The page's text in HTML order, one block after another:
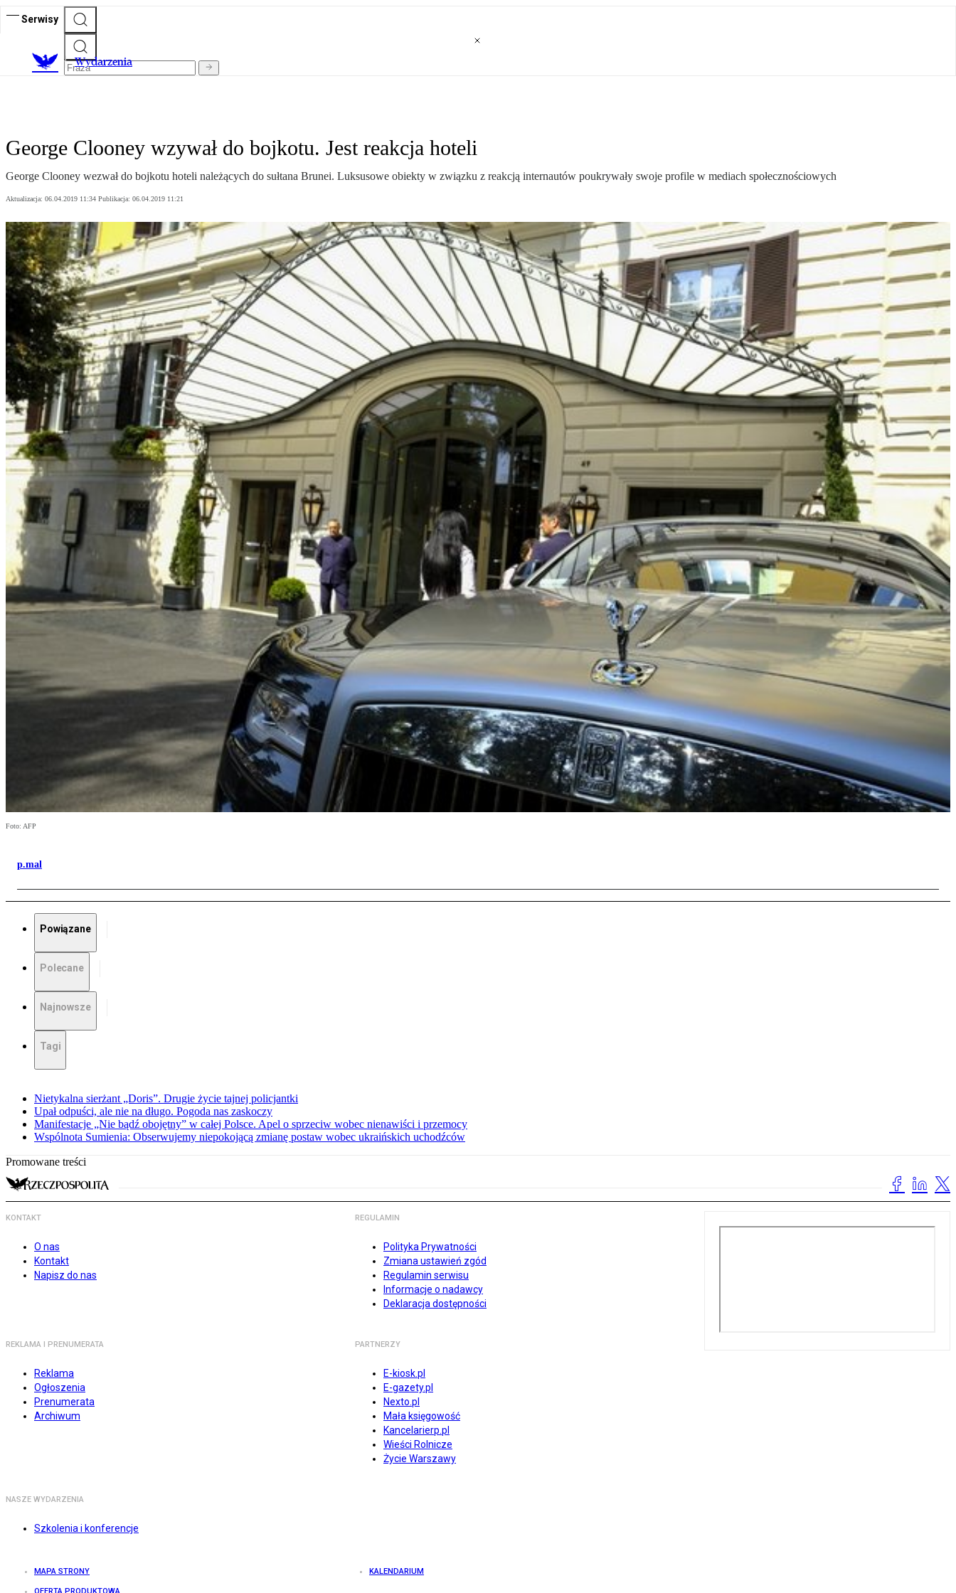
Serwisy
Wydarzenia
George Clooney wzywał do bojkotu. Jest reakcja hoteli
George Clooney wezwał do bojkotu hoteli należących do sułtana Brunei. Luksusowe obiekty w związku z reakcją internautów poukrywały swoje profile w mediach społecznościowych
Aktualizacja: 06.04.2019 11:34 Publikacja: 06.04.2019 11:21
Foto: AFP
p.mal
Powiązane
Polecane
Najnowsze
Tagi
Nietykalna sierżant „Doris”. Drugie życie tajnej policjantki
Upał odpuści, ale nie na długo. Pogoda nas zaskoczy
Manifestacje „Nie bądź obojętny” w całej Polsce. Apel o sprzeciw wobec nienawiści i przemocy
Wspólnota Sumienia: Obserwujemy niepokojącą zmianę postaw wobec ukraińskich uchodźców
Promowane treści
KONTAKT
O nas
Kontakt
Napisz do nas
REGULAMIN
Polityka Prywatności
Zmiana ustawień zgód
Regulamin serwisu
Informacje o nadawcy
Deklaracja dostępności
REKLAMA I PRENUMERATA
Reklama
Ogłoszenia
Prenumerata
Archiwum
PARTNERZY
E-kiosk.pl
E-gazety.pl
Nexto.pl
Mała księgowość
Kancelarierp.pl
Wieści Rolnicze
Życie Warszawy
NASZE WYDARZENIA
Szkolenia i konferencje
MAPA STRONY KALENDARIUM